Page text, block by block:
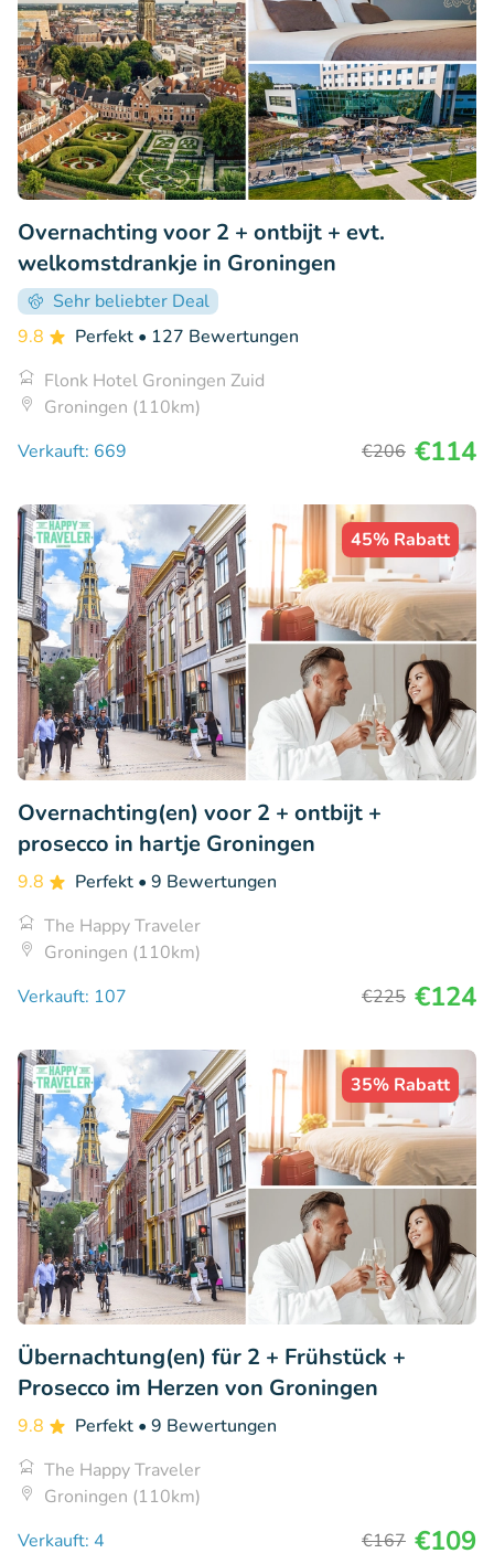
Overnachting voor 2 + ontbijt + evt.
welkomstdrankje in Groningen
Sehr beliebter Deal
9.8
Perfekt • 127 Bewertungen
Flonk Hotel Groningen Zuid
Groningen (110km)
Verkauft: 669
€206 €114
45% Rabatt
Overnachting(en) voor 2 + ontbijt +
prosecco in hartje Groningen
9.8 Perfekt • 9 Bewertungen
The Happy Traveler
Groningen (110km)
Verkauft: 107
€225 €124
35% Rabatt
Übernachtung(en) für 2 + Frühstück +
Prosecco im Herzen von Groningen
9.8 Perfekt • 9 Bewertungen
The Happy Traveler
Groningen (110km)
Verkauft: 4
€167 €109